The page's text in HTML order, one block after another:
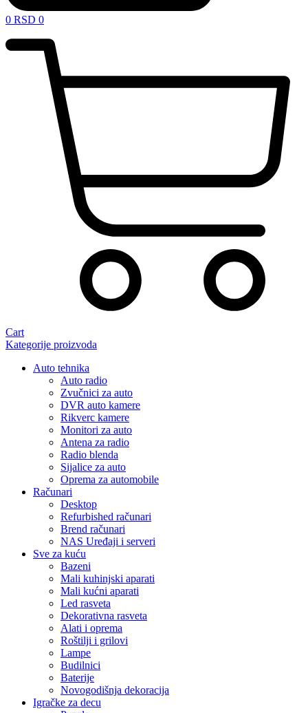
0 RSD 0
Cart
Kategorije proizvoda
Auto tehnika
Auto radio
Zvučnici za auto
DVR auto kamere
Rikverc kamere
Monitori za auto
Antena za radio
Radio blenda
Sijalice za auto
Oprema za automobile
Računari
Desktop
Refurbished računari
Brend računari
NAS Uređaji i serveri
Sve za kuću
Bazeni
Mali kuhinjski aparati
Mali kućni aparati
Led rasveta
Dekorativna rasveta
Alati i oprema
Roštilji i grilovi
Lampe
Budilnici
Baterije
Novogodišnja dekoracija
Igračke za decu